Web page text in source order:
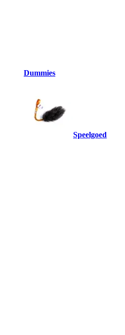
Dummies
Speelgoed